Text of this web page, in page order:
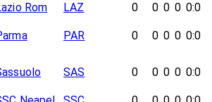
Rom LAZ 0 0 0 0 0:0
PAR 0 0 0 0 0:0
SAS 0 0 0 0 0:0